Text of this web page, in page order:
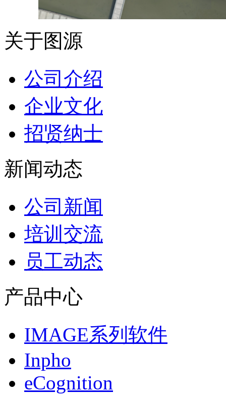
关于图源
公司介绍
企业文化
招贤纳士
新闻动态
公司新闻
培训交流
员工动态
产品中心
IMAGE系列软件
Inpho
eCognition